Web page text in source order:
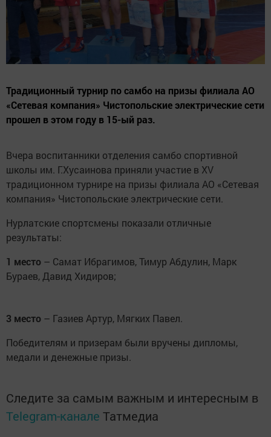
Традиционный турнир по самбо на призы филиала АО
«Сетевая компания» Чистопольские электрические сети
прошел в этом году в 15-ый раз.
Вчера воспитанники отделения самбо спортивной
школы им. Г.Хусаинова приняли участие в XV
традиционном турнире на призы филиала АО «Сетевая
компания» Чистопольские электрические сети.
Нурлатские спортсмены показали отличные
результаты:
1 место – Самат Ибрагимов, Тимур Абдулин, Марк
Бураев, Давид Хидиров;
3 место – Газиев Артур, Мягких Павел.
Победителям и призерам были вручены дипломы,
медали и денежные призы.
Следите за самым важным и интересным в
Telegram-канале Татмедиа